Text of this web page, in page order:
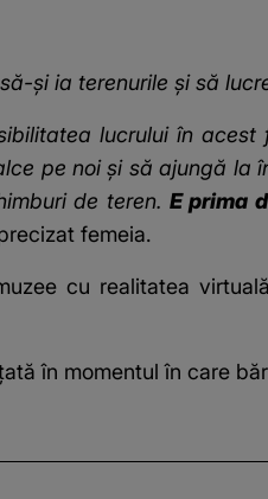
și ia terenurile și să
lucrului în
pe noi și să ajungă la
de teren.E prima
femeia.
cu realitatea
în momentul în care